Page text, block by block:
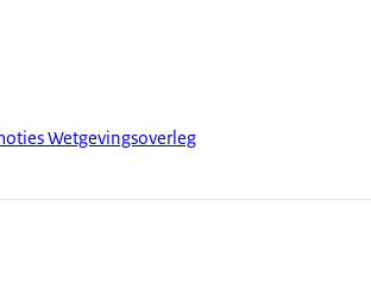
Wetgevingsoverleg